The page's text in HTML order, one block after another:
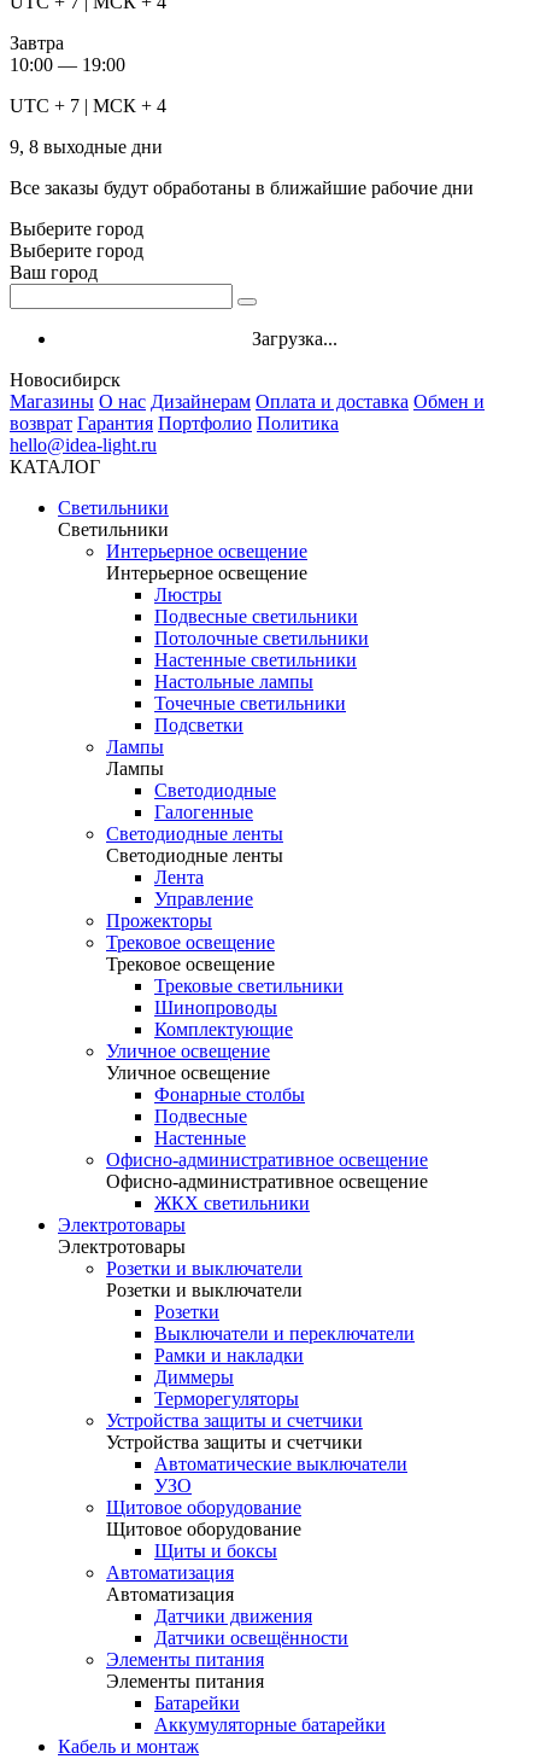
Завтра
10:00 — 19:00
UTC + 7 | МСК + 4
9, 8 выходные дни
Все заказы будут обработаны в ближайшие рабочие дни
Выберите город
Выберите город
Ваш город
Загрузка...
Новосибирск
Магазины О нас Дизайнерам Оплата и доставка Обмен и
возврат Гарантия Портфолио Политика
hello@idea-light.ru
КАТАЛОГ
Светильники
Светильники
Интерьерное освещение
Интерьерное освещение
Люстры
Подвесные светильники
Потолочные светильники
Настенные светильники
Настольные лампы
Точечные светильники
Подсветки
Лампы
Лампы
Светодиодные
Галогенные
Светодиодные ленты
Светодиодные ленты
Лента
Управление
Прожекторы
Трековое освещение
Трековое освещение
Трековые светильники
Шинопроводы
Комплектующие
Уличное освещение
Уличное освещение
Фонарные столбы
Подвесные
Настенные
Офисно-административное освещение
Офисно-административное освещение
ЖКХ светильники
Электротовары
Электротовары
Розетки и выключатели
Розетки и выключатели
Розетки
Выключатели и переключатели
Рамки и накладки
Диммеры
Терморегуляторы
Устройства защиты и счетчики
Устройства защиты и счетчики
Автоматические выключатели
УЗО
Щитовое оборудование
Щитовое оборудование
Щиты и боксы
Автоматизация
Автоматизация
Датчики движения
Датчики освещённости
Элементы питания
Элементы питания
Батарейки
Аккумуляторные батарейки
Кабель и монтаж